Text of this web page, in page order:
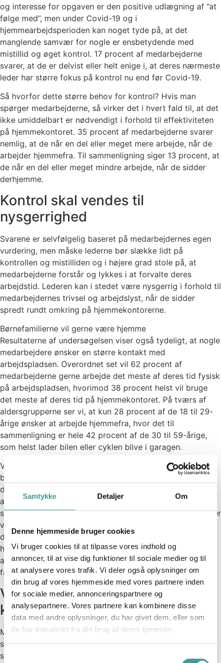
Samtykke Detaljer Om
Denne hjemmeside bruger cookies
Vi bruger cookies til at tilpasse vores indhold og
annoncer, til at vise dig funktioner til sociale medier og til
at analysere vores trafik. Vi deler også oplysninger om
din brug af vores hjemmeside med vores partnere inden
for sociale medier, annonceringspartnere og
analysepartnere. Vores partnere kan kombinere disse
data med andre oplysninger, du har givet dem, eller som
de har indsamlet fra din brug af deres tjenester.
Samtykkevalg
og interesse for opgaven er den positive udlægning af ”at
følge med”, men under Covid-19 og i
hjemmearbejdsperioden kan noget tyde på, at det
manglende samvær for nogle er ensbetydende med
mistillid og øget kontrol. 17 procent af medarbejderne
svarer, at de er delvist eller helt enige i, at deres nærmeste
leder har større fokus på kontrol nu end før Covid-19.
Så hvorfor dette større behov for kontrol? Hvis man
spørger medarbejderne, så virker det i hvert fald til, at det
ikke umiddelbart er nødvendigt i forhold til effektiviteten
på hjemmekontoret. 35 procent af medarbejderne svarer
nemlig, at de når en del eller meget mere arbejde, når de
arbejder hjemmefra. Til sammenligning siger 13 procent, at
de når en del eller meget mindre arbejde, når de sidder
derhjemme.
Kontrol skal vendes til
nysgerrighed
Svarene er selvfølgelig baseret på medarbejdernes egen
vurdering, men måske lederne bør slække lidt på
kontrollen og mistilliden og i højere grad stole på, at
medarbejderne forstår og lykkes i at forvalte deres
arbejdstid. Lederen kan i stedet være nysgerrig i forhold til
medarbejdernes trivsel og arbejdslyst, når de sidder
spredt rundt omkring på hjemmekontorerne.
Børnefamilierne vil gerne være hjemme
Resultaterne af undersøgelsen viser også tydeligt, at nogle
medarbejdere ønsker en større kontakt med
arbejdspladsen. Overordnet set vil 62 procent af
medarbejderne gerne arbejde det meste af deres tid fysisk
på arbejdspladsen, hvorimod 38 procent helst vil bruge
det meste af deres tid på hjemmekontoret. På tværs af
aldersgrupperne ser vi, at kun 28 procent af de 18 til 29-
årige ønsker at arbejde hjemmefra, hvor det til
sammenligning er hele 42 procent af de 30 til 59-årige,
som helst lader bilen eller cyklen blive i garagen.
Vi kan være forskellige steder i livet. Børn skal hentes og
bringes, og balancen kan derfor blive bedre, når vi er
derhjemme og kan spare en køretur frem og tilbage fra
arbejde. Samtidig oplever vi måske, at støjen fra
storrumskontoret og antallet af forstyrrelser fra kolleger er
væk, når vi sidder derhjemme i ro og mag. Omvendt kan
det være, at de unge og måske nye på arbejdsmarkedet
har et større behov for at blive integreret på
arbejdspladsen og brug for tættere kontakt og hyppigere
faglig sparring.
Vi savner fællesskabet med
kollegerne
Men hjemmearbejde risikerer også at have en slagside. En
slagside som måske medfører, at flere begynder at ønske
sig tilbage på kontoret. Tilbage til kolleger, faglig sparring